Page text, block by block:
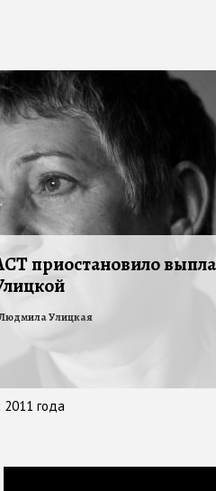
приостановило
2011 года
Улицкая